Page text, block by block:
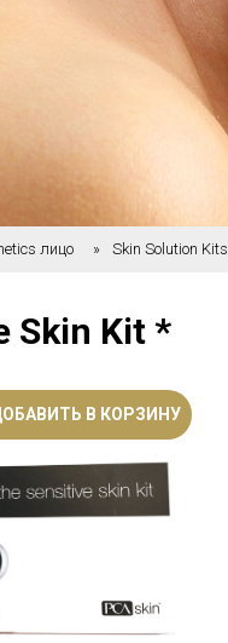
лицо Skin Solution Kits
Skin Kit *
В КОРЗИНУ